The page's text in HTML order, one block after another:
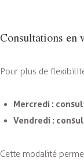
Consultations en
Pour plus de
Mercredi :
Vendredi :
Cette modalité